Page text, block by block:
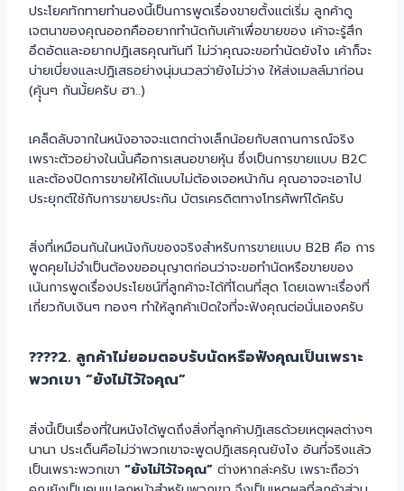
ประโยคทักทายทำนองนี้เป็นการพูดเรื่องขายตั้งแต่เริ่ม ลูกค้าดู
เจตนาของคุณออกคืออยากทำนัดกับเค้าเพื่อขายของ เค้าจะรู้สึก
อึดอัดและอยากปฎิเสธคุณทันที ไม่ว่าคุณจะขอทำนัดยังไง เค้าก็จะ
บ่ายเบี่ยงและปฎิเสธอย่างนุ่มนวลว่ายังไม่ว่าง ให้ส่งเมลล์มาก่อน
(คุุ้นๆ กันมั้ยครับ ฮา..)
เคล็ดลับจากในหนังอาจจะแตกต่างเล็กน้อยกับสถานการณ์จริง
เพราะตัวอย่างในนั้นคือการเสนอขายหุ้น ซึ่งเป็นการขายแบบ B2C
และต้องปิดการขายให้ได้แบบไม่ต้องเจอหน้ากัน คุณอาจจะเอาไป
ประยุกต์ใช้กับการขายประกัน บัตรเครดิตทางโทรศัพท์ได้ครับ
สิ่งที่เหมือนกันในหนังกับของจริงสำหรับการขายแบบ B2B คือ การ
พูดคุยไม่จำเป็นต้องขออนุญาตก่อนว่าจะขอทำนัดหรือขายของ
เน้นการพูดเรื่องประโยชน์ที่ลูกค้าจะได้ที่โดนที่สุด โดยเฉพาะเรื่องที่
เกี่ยวกับเงินๆ ทองๆ ทำให้ลูกค้าเปิดใจที่จะฟังคุณต่อนั่นเองครับ
????2. ลูกค้าไม่ยอมตอบรับนัดหรือฟังคุณเป็นเพราะ
พวกเขา “ยังไม่ไว้ใจคุณ”
สิ่งนี้เป็นเรื่องที่ในหนังได้พูดถึงสิ่งที่ลูกค้าปฎิเสธด้วยเหตุผลต่างๆ
นานา ประเด็นคือไม่ว่าพวกเขาจะพูดปฎิเสธคุณยังไง อันที่จริงแล้ว
เป็นเพราะพวกเขา “ยังไม่ไว้ใจคุณ” ต่างหากล่ะครับ เพราะถือว่า